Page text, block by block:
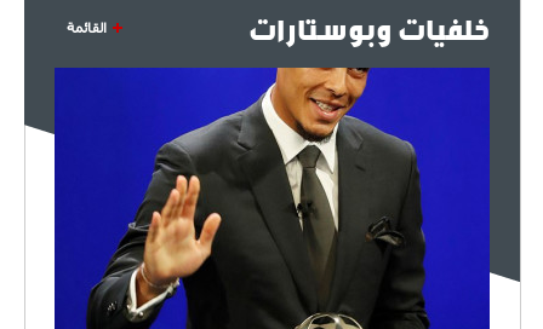
أنشيلوتي يصر على جلب كيليني
خلفيات وبوستارات القائمة